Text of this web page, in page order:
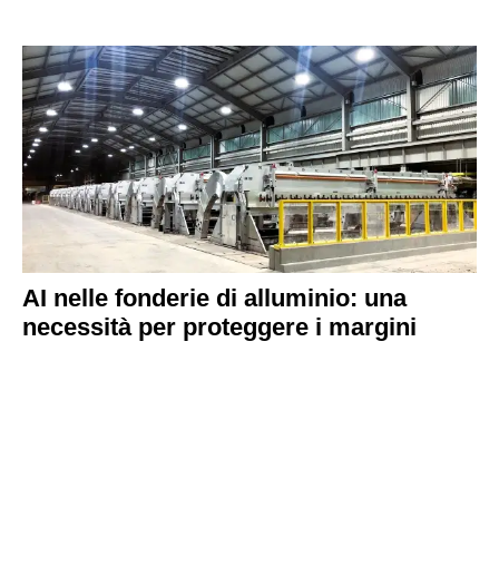
AI nelle fonderie di alluminio: una
necessità per proteggere i margini